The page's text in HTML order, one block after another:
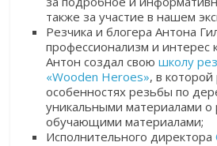
также за участие в нашем
Резчика и блогера Антона
профессионализм и интерес
Антон создал своюшколу
«Wooden Heroes», в которой
особенностях резьбы по
уникальными материалами о
обучающими материалами;
Исполнительного директора